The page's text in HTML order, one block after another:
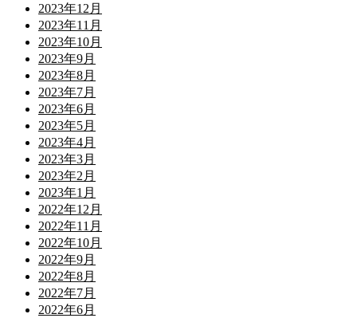
2023年12月
2023年11月
2023年10月
2023年9月
2023年8月
2023年7月
2023年6月
2023年5月
2023年4月
2023年3月
2023年2月
2023年1月
2022年12月
2022年11月
2022年10月
2022年9月
2022年8月
2022年7月
2022年6月